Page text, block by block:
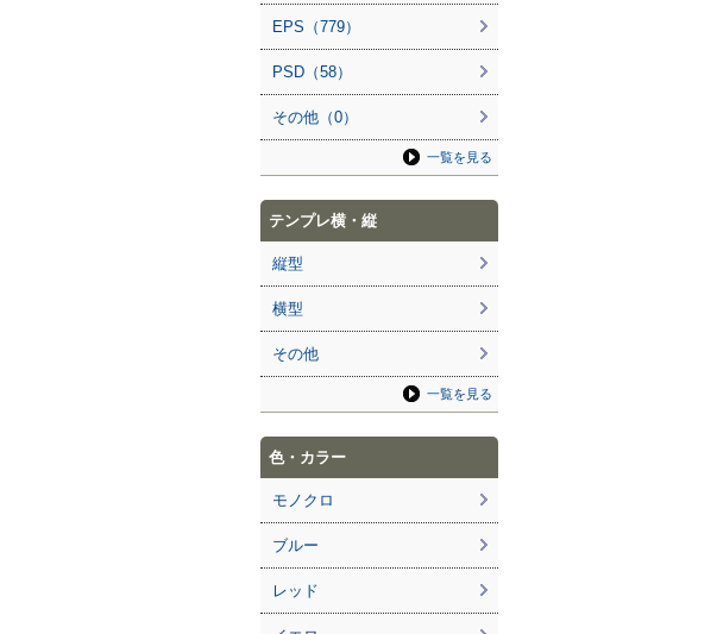
EPS（779）
PSD（58）
その他（0）
一覧を見る
テンプレ横・縦
縦型
横型
その他
一覧を見る
色・カラー
モノクロ
ブルー
レッド